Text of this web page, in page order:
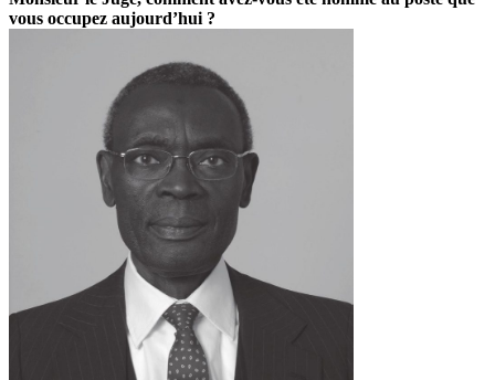
vous occupez aujourd’hui ?